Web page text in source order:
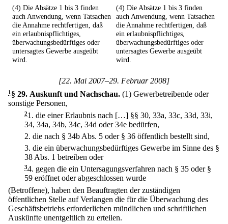
(4) Die Absätze 1 bis 3 finden
auch Anwendung, wenn Tatsachen
die Annahme rechtfertigen, daß
ein erlaubnispflichtiges,
überwachungsbedürftiges oder
untersagtes Gewerbe ausgeübt
wird.
(4) Die Absätze 1 bis 3 finden
auch Anwendung, wenn Tatsachen
die Annahme rechtfertigen, daß
ein erlaubnispflichtiges,
überwachungsbedürftiges oder
untersagtes Gewerbe ausgeübt
wird.
[22. Mai 2007–29. Februar 2008]
1§ 29. Auskunft und Nachschau. (1) Gewerbetreibende oder
sonstige Personen,
21. die einer Erlaubnis nach […] §§ 30, 33a, 33c, 33d, 33i,
34, 34a, 34b, 34c, 34d oder 34e bedürfen,
2. die nach § 34b Abs. 5 oder § 36 öffentlich bestellt sind,
3. die ein überwachungsbedürftiges Gewerbe im Sinne des §
38 Abs. 1 betreiben oder
34. gegen die ein Untersagungsverfahren nach § 35 oder §
59 eröffnet oder abgeschlossen wurde
(Betroffene), haben den Beauftragten der zuständigen
öffentlichen Stelle auf Verlangen die für die Überwachung des
Geschäftsbetriebs erforderlichen mündlichen und schriftlichen
Auskünfte unentgeltlich zu erteilen.